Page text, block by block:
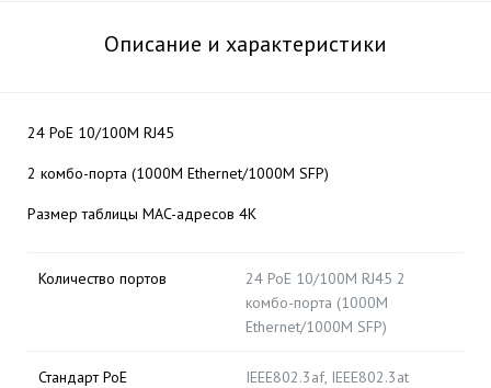
Описание и характеристики
24 PoE 10/100M RJ45
2 комбо-порта (1000М Ethernet/1000M SFP)
Размер таблицы MAC-адресов 4К
Количество портов
24 PoE 10/100M RJ45 2
комбо-порта (1000М
Ethernet/1000M SFP)
Стандарт PoE IEEE802.3af, IEEE802.3at